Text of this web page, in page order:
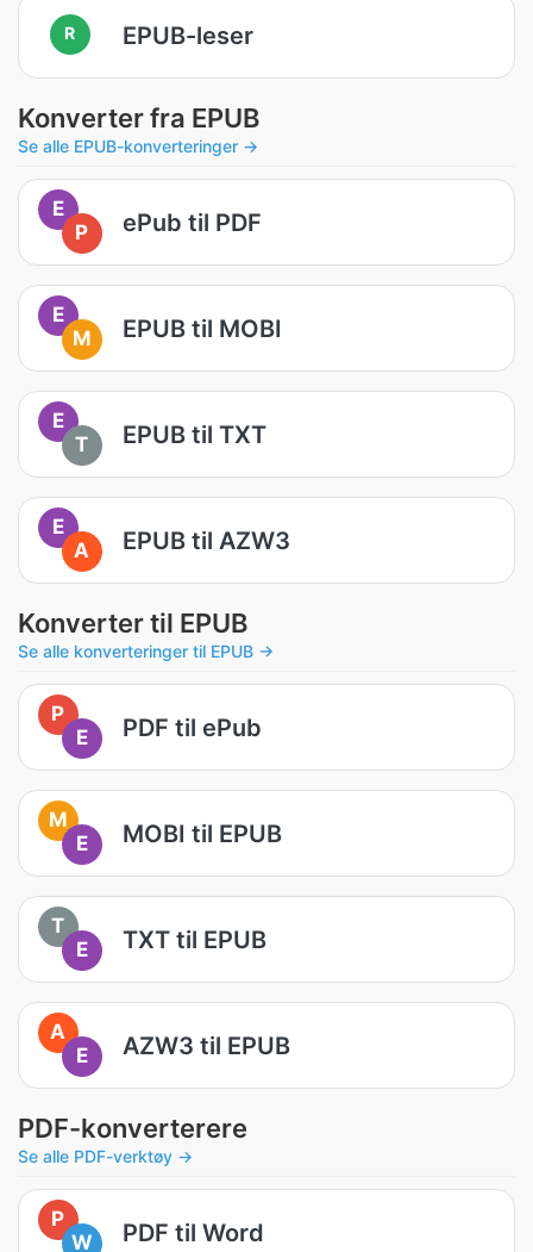
R EPUB-leser
Konverter fra EPUB
Se alle EPUB-konverteringer →
E
P
ePub til PDF
E
M
EPUB til MOBI
E
T
EPUB til TXT
E
A
EPUB til AZW3
Konverter til EPUB
Se alle konverteringer til EPUB →
P
E
PDF til ePub
M
E
MOBI til EPUB
T
E
TXT til EPUB
A
E
AZW3 til EPUB
PDF-konverterere
Se alle PDF-verktøy →
P
W
PDF til Word